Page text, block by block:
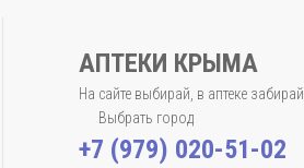
АПТЕКИ КРЫМА
На сайте выбирай, в аптеке забирай
Выбрать город
+7 (979) 020-51-02